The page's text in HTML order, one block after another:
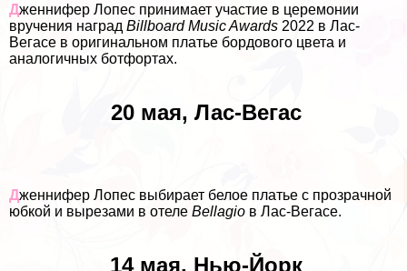
Дженнифер Лопес принимает участие в церемонии
вручения наград Billboard Music Awards 2022 в Лас-
Вегасе в оригинальном платье бордового цвета и
аналогичных ботфортах.
20 мая, Лас-Вегас
Дженнифер Лопес выбирает белое платье с прозрачной
юбкой и вырезами в отеле Bellagio в Лас-Вегасе.
14 мая, Нью-Йорк